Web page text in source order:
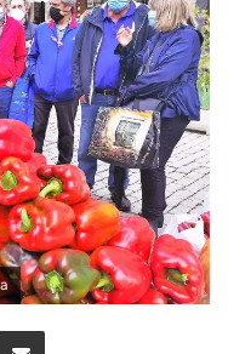
Compartir via Email